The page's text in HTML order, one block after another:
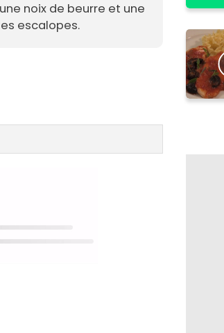
noix de beurre et une
escalopes.